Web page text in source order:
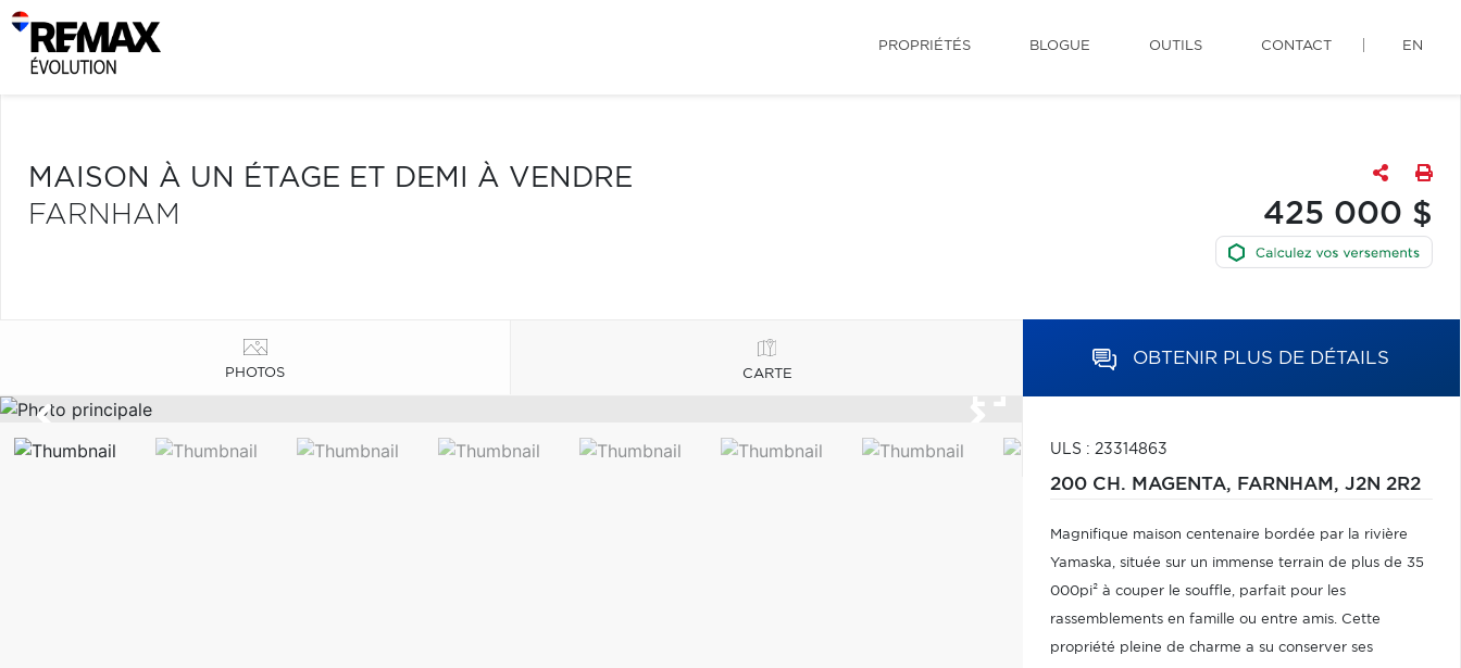
PROPRIÉTÉS BLOGUE OUTILS CONTACT EN
MAISON À UN ÉTAGE ET DEMI À VENDRE
FARNHAM
425 000 $
PHOTOS CARTE
OBTENIR PLUS DE DÉTAILS
ULS : 23314863
200 CH. MAGENTA, FARNHAM, J2N 2R2
Magnifique maison centenaire bordée par la rivière
Yamaska, située sur un immense terrain de plus de 35
000pi² à couper le souffle, parfait pour les
rassemblements en famille ou entre amis. Cette
propriété pleine de charme a su conserver ses